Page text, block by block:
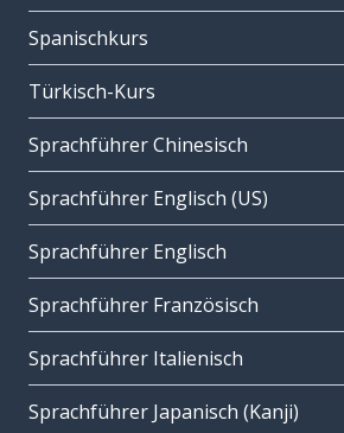
Spanischkurs
Türkisch-Kurs
Sprachführer Chinesisch
Sprachführer Englisch (US)
Sprachführer Englisch
Sprachführer Französisch
Sprachführer Italienisch
Sprachführer Japanisch (Kanji)